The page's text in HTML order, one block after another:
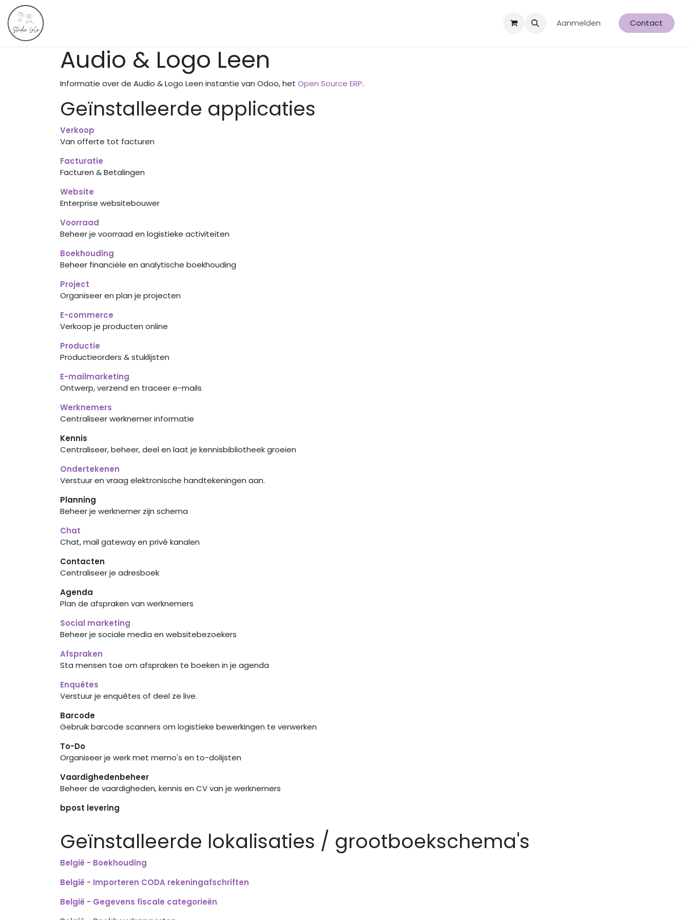
Overslaan naar inhoud
Aanmelden Contact
Audio & Logo Leen
Informatie over de Audio & Logo Leen instantie van Odoo, het Open Source ERP.
Geïnstalleerde applicaties
Verkoop
Van offerte tot facturen
Facturatie
Facturen & Betalingen
Website
Enterprise websitebouwer
Voorraad
Beheer je voorraad en logistieke activiteiten
Boekhouding
Beheer financiële en analytische boekhouding
Project
Organiseer en plan je projecten
E-commerce
Verkoop je producten online
Productie
Productieorders & stuklijsten
E-mailmarketing
Ontwerp, verzend en traceer e-mails
Werknemers
Centraliseer werknemer informatie
Kennis
Centraliseer, beheer, deel en laat je kennisbibliotheek groeien
Ondertekenen
Verstuur en vraag elektronische handtekeningen aan.
Planning
Beheer je werknemer zijn schema
Chat
Chat, mail gateway en privé kanalen
Contacten
Centraliseer je adresboek
Agenda
Plan de afspraken van werknemers
Social marketing
Beheer je sociale media en websitebezoekers
Afspraken
Sta mensen toe om afspraken te boeken in je agenda
Enquêtes
Verstuur je enquêtes of deel ze live.
Barcode
Gebruik barcode scanners om logistieke bewerkingen te verwerken
To-Do
Organiseer je werk met memo's en to-dolijsten
Vaardighedenbeheer
Beheer de vaardigheden, kennis en CV van je werknemers
bpost levering
Geïnstalleerde lokalisaties / grootboekschema's
België - Boekhouding
België - Importeren CODA rekeningafschriften
België - Gegevens fiscale categorieën